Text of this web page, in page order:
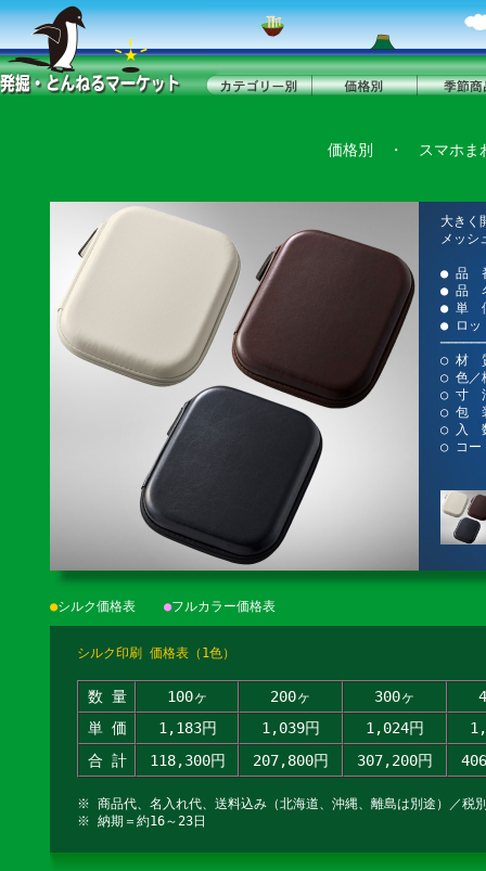
価格別 ・ スマホま
大きく
メッシ
● 品
● 品
● 単
● ロッ
○ 材
○ 色／
○ 寸
○ 包
○ 入
○ コー
●シルク価格表 ●フルカラー価格表
シルク印刷 価格表（1色）
数 量 100ヶ 200ヶ 300ヶ
単 価
1,183円 1,039円 1,024円
合 計
118,300円 207,800円 307,200円
※ 商品代、名入れ代、送料込み（北海道、沖縄、離島は別途）／税
※ 納期＝約16～23日